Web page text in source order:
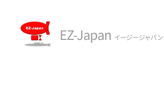
EZ-Japan イージージャパン